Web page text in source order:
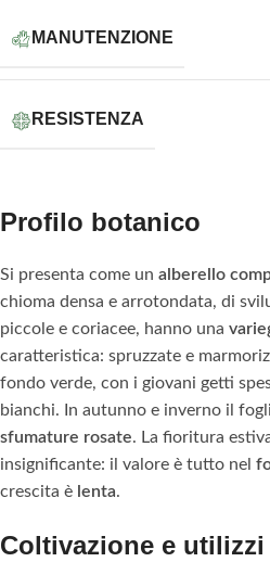
MANUTENZIONE
RESISTENZA
Profilo botanico
Si presenta come un alberello
chioma densa e arrotondata, di
piccole e coriacee, hanno una
caratteristica: spruzzate e
fondo verde, con i giovani getti
bianchi. In autunno e inverno il
sfumature rosate. La fioritura
insignificante: il valore è tutto nel
crescita è lenta.
Coltivazione e utilizzi